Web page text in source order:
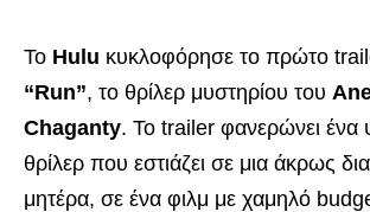
Το Hulu κυκλοφόρησε το πρώτο
“Run”, το θρίλερ μυστηρίου του
Chaganty. Το trailer φανερώνει ένα
θρίλερ που εστιάζει σε μια άκρως
μητέρα, σε ένα φιλμ με χαμηλό